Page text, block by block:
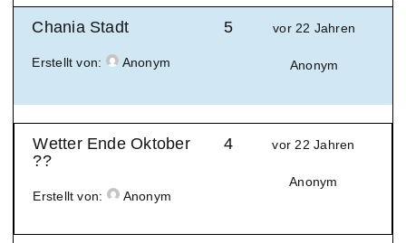
Chania Stadt
Erstellt von: Anonym
5 vor 22 Jahren
Anonym
Wetter Ende Oktober
??
Erstellt von: Anonym
4 vor 22 Jahren
Anonym